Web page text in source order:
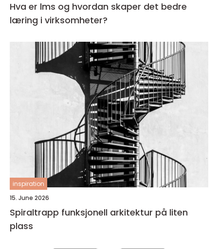
Hva er lms og hvordan skaper det bedre
læring i virksomheter?
inspiration
15. June 2026
Spiraltrapp funksjonell arkitektur på liten
plass